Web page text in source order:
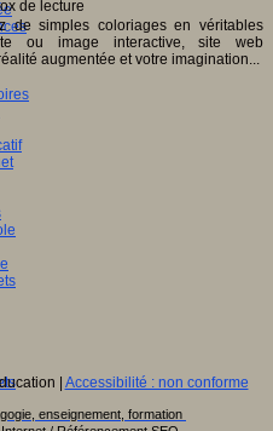
de simples coloriages en véritables
ou image interactive, site web
augmentée et votre imagination...
| Accessibilité : non conforme
enseignement, formation